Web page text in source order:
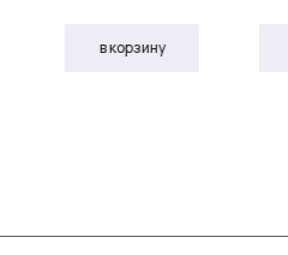
в корзину